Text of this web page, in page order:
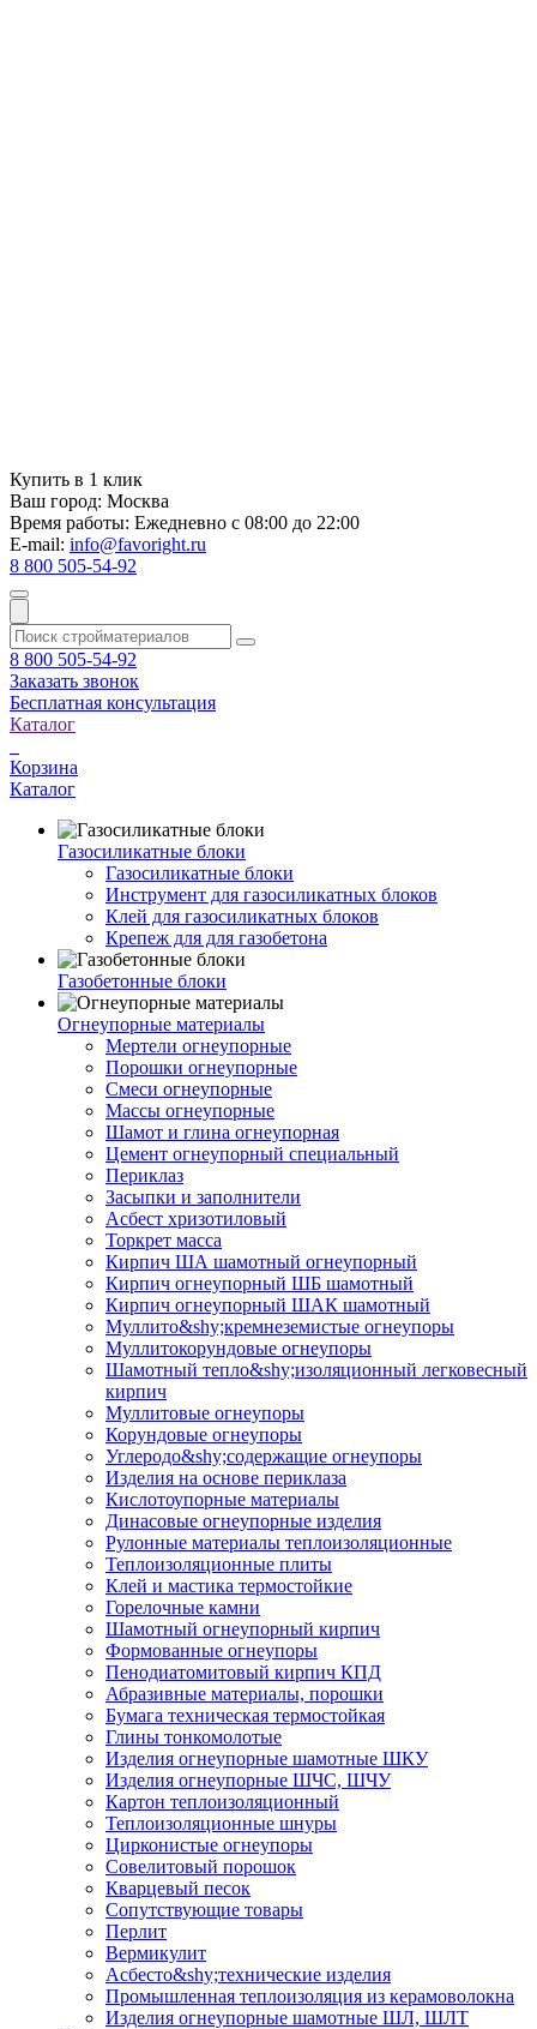
Купить в 1 клик
Ваш город: Москва
Время работы: Ежедневно с 08:00 до 22:00
E-mail: info@favoright.ru
8 800 505-54-92
8 800 505-54-92
Заказать звонок
Бесплатная консультация
Каталог
Корзина
Каталог
Газосиликатные блоки
Газосиликатные блоки
Инструмент для газосиликатных блоков
Клей для газосиликатных блоков
Крепеж для для газобетона
Газобетонные блоки
Огнеупорные материалы
Мертели огнеупорные
Порошки огнеупорные
Смеси огнеупорные
Массы огнеупорные
Шамот и глина огнеупорная
Цемент огнеупорный специальный
Периклаз
Засыпки и заполнители
Асбест хризотиловый
Торкрет масса
Кирпич ША шамотный огнеупорный
Кирпич огнеупорный ШБ шамотный
Кирпич огнеупорный ШАК шамотный
Муллито&shy;­кремнеземистые огнеупоры
Муллито­корундовые огнеупоры
Шамотный тепло&shy;изоляционный легковесный
кирпич
Муллитовые огнеупоры
Корундовые огнеупоры
Углеродо&shy;содержащие огнеупоры
Изделия на основе периклаза
Кислотоупорные материалы
Динасовые огнеупорные изделия
Рулонные материалы теплоизоляционные
Тепло­изоляционные плиты
Клей и мастика термостойкие
Горелочные камни
Шамотный огнеупорный кирпич
Формованные огнеупоры
Пенодиатомитовый кирпич КПД
Абразивные материалы, порошки
Бумага техническая термостойкая
Глины тонкомолотые
Изделия огнеупорные шамотные ШКУ
Изделия огнеупорные ШЧС, ШЧУ
Картон теплоизоляционный
Теплоизоляционные шнуры
Цирконистые огнеупоры
Совелитовый порошок
Кварцевый песок
Сопутствующие товары
Перлит
Вермикулит
Асбесто&shy;технические изделия
Промышленная теплоизоляция из керамоволокна
Изделия огнеупорные шамотные ШЛ, ШЛТ